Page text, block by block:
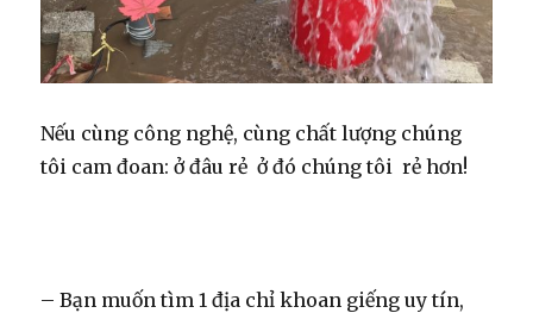
Nếu cùng công nghệ, cùng chất lượng chúng
tôi cam đoan: ở đâu rẻ ở đó chúng tôi rẻ hơn!
– Bạn muốn tìm 1 địa chỉ khoan giếng uy tín,